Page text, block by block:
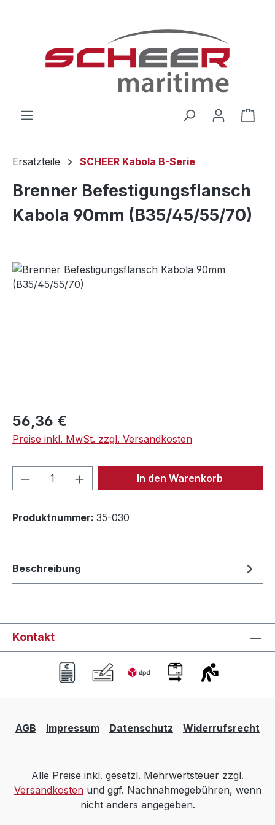
Ersatzteile SCHEER Kabola B-Serie
Brenner Befestigungsflansch
Kabola 90mm (B35/45/55/70)
Bildergalerie überspringen
Regulärer Preis:
56,36 €
Preise inkl. MwSt. zzgl. Versandkosten
Produkt Anzahl: Gib denIn den Warenkorb
Produktnummer: 35-030
Beschreibung
Kontakt
AGB Impressum Datenschutz Widerrufsrecht
Alle Preise inkl. gesetzl. Mehrwertsteuer zzgl.
Versandkostenund ggf. Nachnahmegebühren, wenn
nicht anders angegeben.